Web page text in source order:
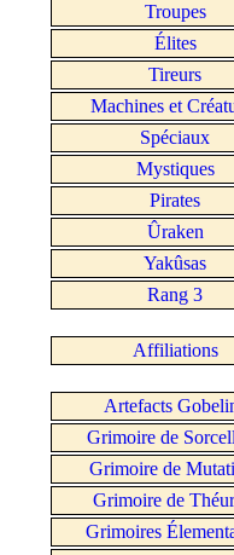
Troupes
Élites
Tireurs
Machines et
Spéciaux
Mystiques
Pirates
Ûraken
Yakûsas
Rang 3
Affiliations
Artefacts
Grimoire de
Grimoire de
Grimoire de
Grimoires